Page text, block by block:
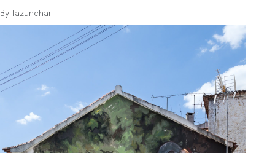
By fazunchar